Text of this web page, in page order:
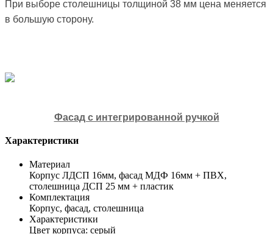
При выборе столешницы толщиной 38 мм цена меняется
в большую сторону.
Фасад с интегрированной ручкой
Характеристики
Материал
Корпус ЛДСП 16мм, фасад МДФ 16мм + ПВХ,
столешница ДСП 25 мм + пластик
Комплектация
Корпус, фасад, столешница
Характеристики
Цвет корпуса: серый